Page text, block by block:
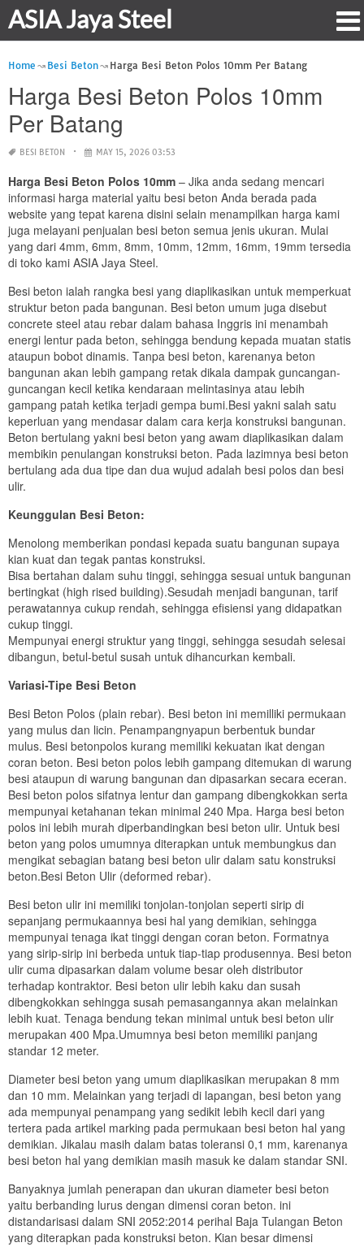
ASIA Jaya Steel
Home Besi Beton Harga Besi Beton Polos 10mm Per Batang
Harga Besi Beton Polos 10mm
Per Batang
BESI BETON MAY 15, 2026 03:53
Harga Besi Beton Polos 10mm – Jika anda sedang mencari
informasi harga material yaitu besi beton Anda berada pada
website yang tepat karena disini selain menampilkan harga kami
juga melayani penjualan besi beton semua jenis ukuran. Mulai
yang dari 4mm, 6mm, 8mm, 10mm, 12mm, 16mm, 19mm tersedia
di toko kami ASIA Jaya Steel.
Besi beton ialah rangka besi yang diaplikasikan untuk memperkuat
struktur beton pada bangunan. Besi beton umum juga disebut
concrete steel atau rebar dalam bahasa Inggris ini menambah
energi lentur pada beton, sehingga bendung kepada muatan statis
ataupun bobot dinamis. Tanpa besi beton, karenanya beton
bangunan akan lebih gampang retak dikala dampak guncangan-
guncangan kecil ketika kendaraan melintasinya atau lebih
gampang patah ketika terjadi gempa bumi.Besi yakni salah satu
keperluan yang mendasar dalam cara kerja konstruksi bangunan.
Beton bertulang yakni besi beton yang awam diaplikasikan dalam
membikin penulangan konstruksi beton. Pada lazimnya besi beton
bertulang ada dua tipe dan dua wujud adalah besi polos dan besi
ulir.
Keunggulan Besi Beton:
Menolong memberikan pondasi kepada suatu bangunan supaya
kian kuat dan tegak pantas konstruksi.
Bisa bertahan dalam suhu tinggi, sehingga sesuai untuk bangunan
bertingkat (high rised building).Sesudah menjadi bangunan, tarif
perawatannya cukup rendah, sehingga efisiensi yang didapatkan
cukup tinggi.
Mempunyai energi struktur yang tinggi, sehingga sesudah selesai
dibangun, betul-betul susah untuk dihancurkan kembali.
Variasi-Tipe Besi Beton
Besi Beton Polos (plain rebar). Besi beton ini memilliki permukaan
yang mulus dan licin. Penampangnyapun berbentuk bundar
mulus. Besi betonpolos kurang memiliki kekuatan ikat dengan
coran beton. Besi beton polos lebih gampang ditemukan di warung
besi ataupun di warung bangunan dan dipasarkan secara eceran.
Besi beton polos sifatnya lentur dan gampang dibengkokkan serta
mempunyai ketahanan tekan minimal 240 Mpa. Harga besi beton
polos ini lebih murah diperbandingkan besi beton ulir. Untuk besi
beton yang polos umumnya diterapkan untuk membungkus dan
mengikat sebagian batang besi beton ulir dalam satu konstruksi
beton.Besi Beton Ulir (deformed rebar).
Besi beton ulir ini memiliki tonjolan-tonjolan seperti sirip di
sepanjang permukaannya besi hal yang demikian, sehingga
mempunyai tenaga ikat tinggi dengan coran beton. Formatnya
yang sirip-sirip ini berbeda untuk tiap-tiap produsennya. Besi beton
ulir cuma dipasarkan dalam volume besar oleh distributor
terhadap kontraktor. Besi beton ulir lebih kaku dan susah
dibengkokkan sehingga susah pemasangannya akan melainkan
lebih kuat. Tenaga bendung tekan minimal untuk besi beton ulir
merupakan 400 Mpa.Umumnya besi beton memiliki panjang
standar 12 meter.
Diameter besi beton yang umum diaplikasikan merupakan 8 mm
dan 10 mm. Melainkan yang terjadi di lapangan, besi beton yang
ada mempunyai penampang yang sedikit lebih kecil dari yang
tertera pada artikel marking pada permukaan besi beton hal yang
demikian. Jikalau masih dalam batas toleransi 0,1 mm, karenanya
besi beton hal yang demikian masih masuk ke dalam standar SNI.
Banyaknya jumlah penerapan dan ukuran diameter besi beton
yaitu berbanding lurus dengan dimensi coran beton. ini
distandarisasi dalam SNI 2052:2014 perihal Baja Tulangan Beton
yang diterapkan pada konstruksi beton. Kian besar dimensi